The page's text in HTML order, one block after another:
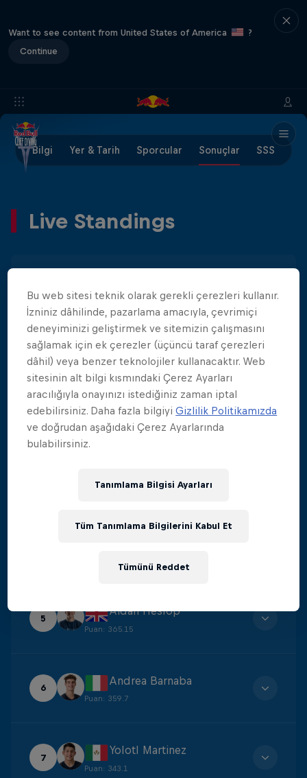
Want to see content from United States of America
?
Continue
Bilgi Yer & Tarih Sporcular Sonuçlar SSS
Live Standings
1
Oleksiy Prygorov
Puan: 405.8
2
Carlos Gimeno
Puan:366.1
5
Aidan Heslop
Puan: 365.15
6
Andrea Barnaba
Puan: 359.7
7
Yolotl Martinez
Puan: 343.1
Bu web sitesi teknik olarak gerekli çerezleri kullanır.
İzniniz dâhilinde, pazarlama amacıyla, çevrimiçi
deneyiminizi geliştirmek ve sitemizin çalışmasını
sağlamak için ek çerezler (üçüncü taraf çerezleri
dâhil) veya benzer teknolojiler kullanacaktır. Web
sitesinin alt bilgi kısmındaki Çerez Ayarları
aracılığıyla onayınızı istediğiniz zaman iptal
edebilirsiniz. Daha fazla bilgiyiGizlilik Politikamızda
ve doğrudan aşağıdaki Çerez Ayarlarında
bulabilirsiniz.
Tanımlama Bilgisi Ayarları
Tümünü Reddet
Tüm Tanımlama Bilgilerini Kabul Et